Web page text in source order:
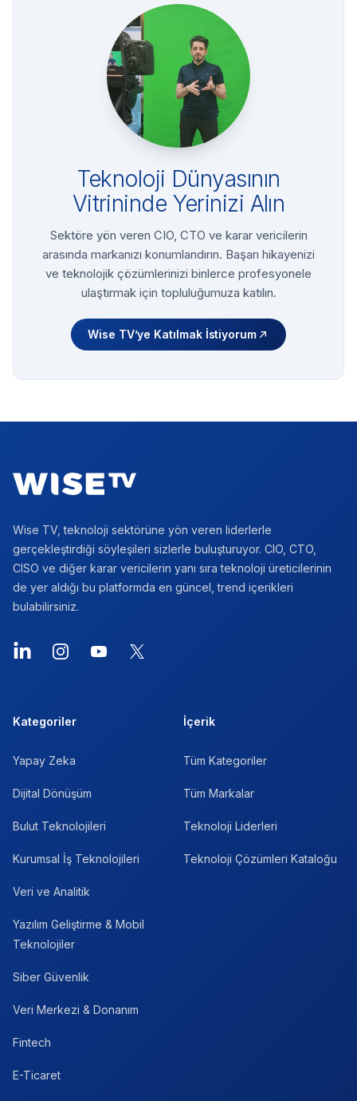
Teknoloji Dünyasının
Vitrininde Yerinizi Alın
Sektöre yön veren CIO, CTO ve karar vericilerin
arasında markanızı konumlandırın. Başarı hikayenizi
ve teknolojik çözümlerinizi binlerce profesyonele
ulaştırmak için topluluğumuza katılın.
Wise TV’ye Katılmak İstiyorum
Wise TV, teknoloji sektörüne yön veren liderlerle
gerçekleştirdiği söyleşileri sizlerle buluşturuyor. CIO, CTO,
CISO ve diğer karar vericilerin yanı sıra teknoloji üreticilerinin
de yer aldığı bu platformda en güncel, trend içerikleri
bulabilirsiniz.
LinkedInInstagramYouTube
X
Kategoriler
Yapay Zeka
Dijital Dönüşüm
Bulut Teknolojileri
Kurumsal İş Teknolojileri
Veri ve Analitik
Yazılım Geliştirme & Mobil
Teknolojiler
Siber Güvenlik
Veri Merkezi & Donanım
Fintech
E-Ticaret
İçerik
Tüm Kategoriler
Tüm Markalar
Teknoloji Liderleri
Teknoloji Çözümleri Kataloğu